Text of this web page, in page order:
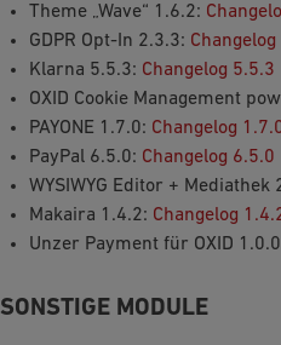
Theme „Wave“ 1.6.2:
GDPR Opt-In 2.3.3:
Klarna 5.5.3: Changelog 5.5.3
OXID Cookie Management
PAYONE 1.7.0: Changelog
PayPal 6.5.0: Changelog 6.5.0
WYSIWYG Editor + Mediathek
Makaira 1.4.2: Changelog
Unzer Payment für OXID 1.0.0
SONSTIGE MODULE